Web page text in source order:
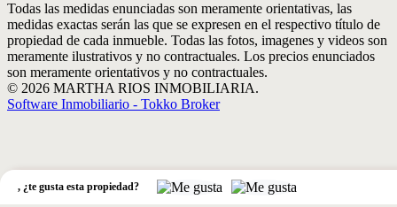
, ¿te gusta esta propiedad?
Todas las medidas enunciadas son meramente orientativas, las
medidas exactas serán las que se expresen en el respectivo título de
propiedad de cada inmueble. Todas las fotos, imagenes y videos son
meramente ilustrativos y no contractuales. Los precios enunciados
son meramente orientativos y no contractuales.
© 2026 MARTHA RIOS INMOBILIARIA.
Software Inmobiliario - Tokko Broker